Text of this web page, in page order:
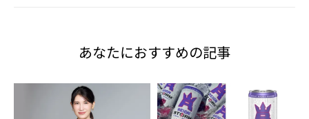
あなたにおすすめの記事